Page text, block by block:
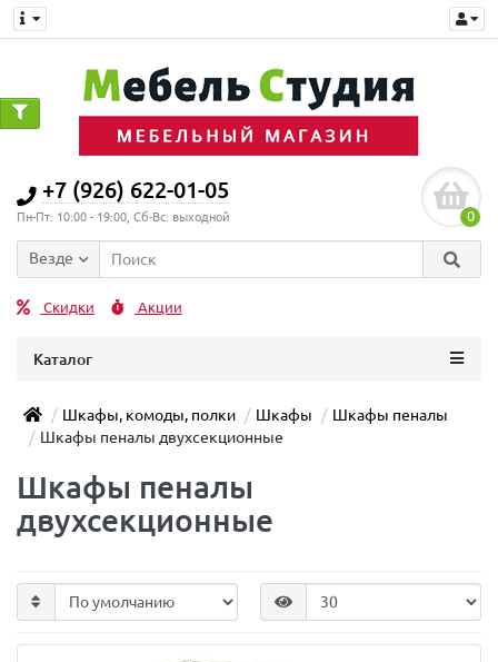
+7 (926) 622-01-05
Пн-Пт: 10:00 - 19:00, Сб-Вс: выходной 0
Везде
Скидки Акции
Каталог
Шкафы, комоды, полки Шкафы
Шкафы пеналы
Шкафы пеналы двухсекционные
Шкафы пеналы
двухсекционные